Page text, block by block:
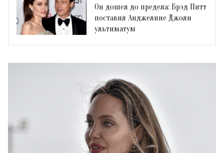
Он дошел до предела: Брэд Питт
поставил Анджелине Джоли
ультиматум